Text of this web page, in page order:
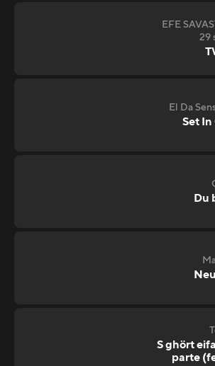
EFE
29
El Da
Set
Du
S ghört
parte